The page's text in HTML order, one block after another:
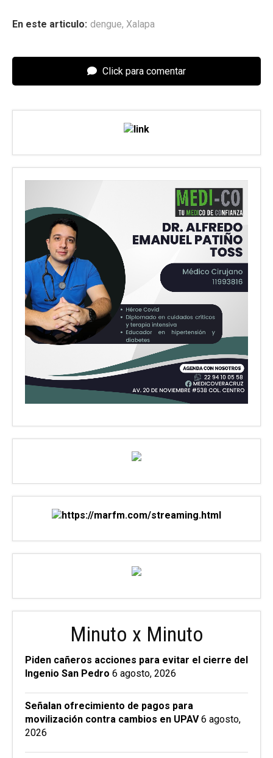
En este articulo: dengue, Xalapa
Click para comentar
Minuto x Minuto
Piden cañeros acciones para evitar el cierre del
Ingenio San Pedro 6 agosto, 2026
Señalan ofrecimiento de pagos para
movilización contra cambios en UPAV 6 agosto,
2026